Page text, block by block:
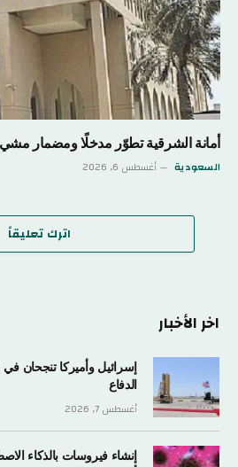
أمانة الشرقية تطوّر مدخلًا ومضمار
السعودية أغسطس 6, 2026
اترك تعليقاً
اخر الأخبار
إسرائيل وأميركا تنجحان
الدفاع
أغسطس 7, 2026
إنشاء فيروسات بالذكاء